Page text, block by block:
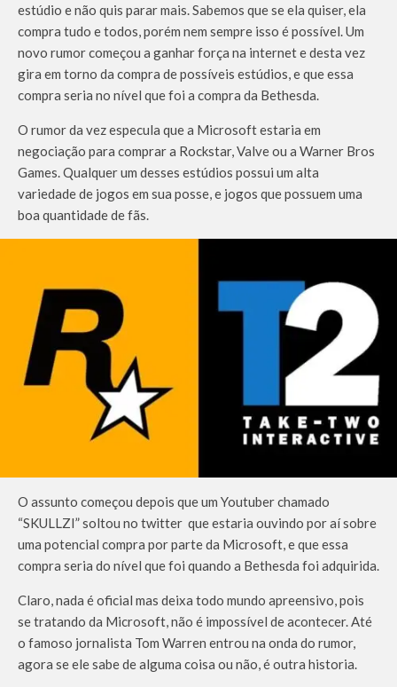
estúdio e não quis parar mais. Sabemos que se ela quiser, ela
compra tudo e todos, porém nem sempre isso é possível. Um
novo rumor começou a ganhar força na internet e desta vez
gira em torno da compra de possíveis estúdios, e que essa
compra seria no nível que foi a compra da Bethesda.
O rumor da vez especula que a Microsoft estaria em
negociação para comprar a Rockstar, Valve ou a Warner Bros
Games. Qualquer um desses estúdios possui um alta
variedade de jogos em sua posse, e jogos que possuem uma
boa quantidade de fãs.
O assunto começou depois que um Youtuber chamado
“SKULLZI” soltou no twitter que estaria ouvindo por aí sobre
uma potencial compra por parte da Microsoft, e que essa
compra seria do nível que foi quando a Bethesda foi adquirida.
Claro, nada é oficial mas deixa todo mundo apreensivo, pois
se tratando da Microsoft, não é impossível de acontecer. Até
o famoso jornalista Tom Warren entrou na onda do rumor,
agora se ele sabe de alguma coisa ou não, é outra historia.